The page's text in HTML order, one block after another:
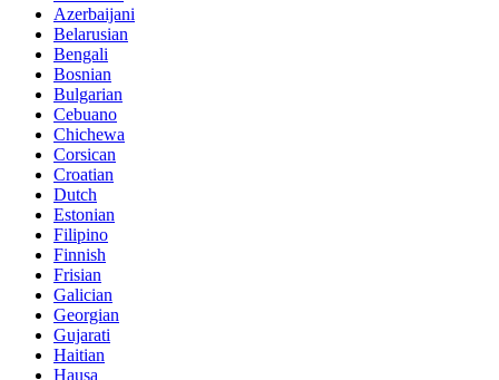
Azerbaijani
Belarusian
Bengali
Bosnian
Bulgarian
Cebuano
Chichewa
Corsican
Croatian
Dutch
Estonian
Filipino
Finnish
Frisian
Galician
Georgian
Gujarati
Haitian
Hausa